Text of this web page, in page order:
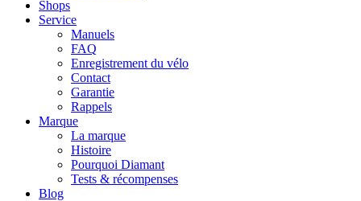
Shops
Service
Manuels
FAQ
Enregistrement du vélo
Contact
Garantie
Rappels
Marque
La marque
Histoire
Pourquoi Diamant
Tests & récompenses
Blog